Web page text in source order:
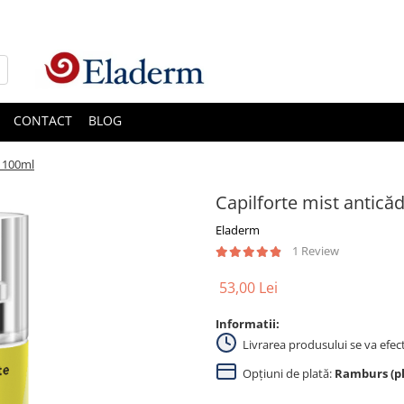
CONTACT BLOG
Capilforte mist
Eladerm
1 Review
53,00 Lei
Informatii:
Livrarea produsului se va
Opțiuni de plată: Ramburs